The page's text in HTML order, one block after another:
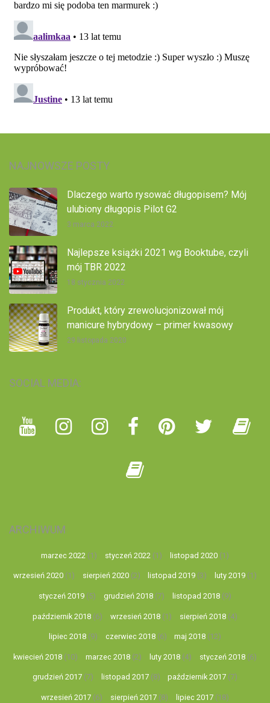
NAJNOWSZE POSTY
Dlaczego warto rysować długopisem? Mój
ulubiony długopis Pilot G2
3 marca 2022
Najlepsze książki 2021 wg Booktube, czyli
mój TBR 2022
18 stycznia 2022
Produkt, który zrewolucjonizował mój
manicure hybrydowy – primer kwasowy
29 listopada 2020
SOCIAL MEDIA:
ARCHIWUM
marzec 2022 (1) styczeń 2022 (1) listopad 2020(1)
wrzesień 2020(1) sierpień 2020(2) listopad 2019 (3) luty 2019 (1)
styczeń 2019 (5) grudzień 2018 (7) listopad 2018(9)
październik 2018 (6) wrzesień 2018 (1) sierpień 2018(4)
lipiec 2018(9) czerwiec 2018(6) maj 2018 (12)
kwiecień 2018 (10) marzec 2018 (2) luty 2018(4) styczeń 2018(6)
grudzień 2017(7) listopad 2017(8) październik 2017 (7)
wrzesień 2017 (6) sierpień 2017 (8) lipiec 2017(18)